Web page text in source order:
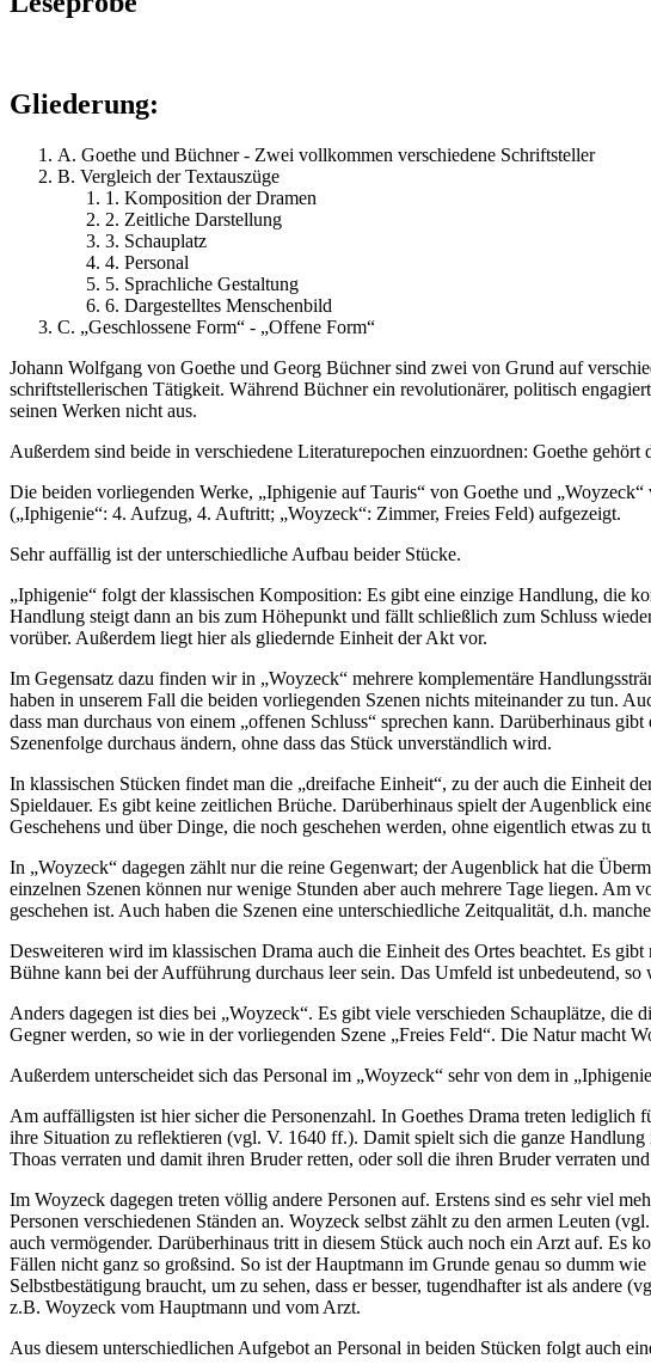
Gliederung:
A. Goethe und Büchner - Zwei vollkommen verschiedene Schriftsteller
B. Vergleich der Textauszüge
1. Komposition der Dramen
2. Zeitliche Darstellung
3. Schauplatz
4. Personal
5. Sprachliche Gestaltung
6. Dargestelltes Menschenbild
C. „Geschlossene Form“ - „Offene Form“
Johann Wolfgang von Goethe und Georg Büchner sind zwei von Grund auf
schriftstellerischen Tätigkeit. Während Büchner ein revolutionärer, politisch
seinen Werken nicht aus.
Außerdem sind beide in verschiedene Literaturepochen einzuordnen: Goethe
Die beiden vorliegenden Werke, „Iphigenie auf Tauris“ von Goethe und
(„Iphigenie“: 4. Aufzug, 4. Auftritt; „Woyzeck“: Zimmer, Freies Feld) aufgezeigt.
Sehr auffällig ist der unterschiedliche Aufbau beider Stücke.
„Iphigenie“ folgt der klassischen Komposition: Es gibt eine einzige Handlung, die
Handlung steigt dann an bis zum Höhepunkt und fällt schließlich zum Schluss
vorüber. Außerdem liegt hier als gliedernde Einheit der Akt vor.
Im Gegensatz dazu finden wir in „Woyzeck“ mehrere komplementäre
haben in unserem Fall die beiden vorliegenden Szenen nichts miteinander zu tun.
dass man durchaus von einem „offenen Schluss“ sprechen kann. Darüberhinaus
Szenenfolge durchaus ändern, ohne dass das Stück unverständlich wird.
In klassischen Stücken findet man die „dreifache Einheit“, zu der auch die Einheit
Spieldauer. Es gibt keine zeitlichen Brüche. Darüberhinaus spielt der Augenblick
Geschehens und über Dinge, die noch geschehen werden, ohne eigentlich etwas zu
In „Woyzeck“ dagegen zählt nur die reine Gegenwart; der Augenblick hat die
einzelnen Szenen können nur wenige Stunden aber auch mehrere Tage liegen.
geschehen ist. Auch haben die Szenen eine unterschiedliche Zeitqualität, d.h.
Desweiteren wird im klassischen Drama auch die Einheit des Ortes beachtet. Es
Bühne kann bei der Aufführung durchaus leer sein. Das Umfeld ist unbedeutend,
Anders dagegen ist dies bei „Woyzeck“. Es gibt viele verschieden Schauplätze,
Gegner werden, so wie in der vorliegenden Szene „Freies Feld“. Die Natur macht
Außerdem unterscheidet sich das Personal im „Woyzeck“ sehr von dem in
Am auffälligsten ist hier sicher die Personenzahl. In Goethes Drama treten
ihre Situation zu reflektieren (vgl. V. 1640 ff.). Damit spielt sich die ganze
Thoas verraten und damit ihren Bruder retten, oder soll die ihren Bruder verraten
Im Woyzeck dagegen treten völlig andere Personen auf. Erstens sind es sehr viel
Personen verschiedenen Ständen an. Woyzeck selbst zählt zu den armen Leuten
auch vermögender. Darüberhinaus tritt in diesem Stück auch noch ein Arzt auf. Es
Fällen nicht ganz so großsind. So ist der Hauptmann im Grunde genau so dumm
Selbstbestätigung braucht, um zu sehen, dass er besser, tugendhafter ist als
z.B. Woyzeck vom Hauptmann und vom Arzt.
Aus diesem unterschiedlichen Aufgebot an Personal in beiden Stücken folgt auch